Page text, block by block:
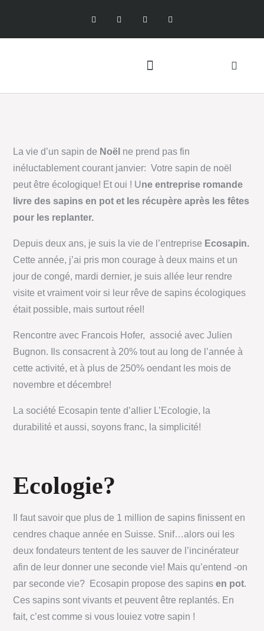
La vie d’un sapin de Noël ne prend pas fin
inéluctablement courant janvier: Votre sapin de noël
peut être écologique! Et oui ! Une entreprise romande
livre des sapins en pot et les récupère après les fêtes
pour les replanter.
Depuis deux ans, je suis la vie de l’entreprise Ecosapin.
Cette année, j’ai pris mon courage à deux mains et un
jour de congé, mardi dernier, je suis allée leur rendre
visite et vraiment voir si leur rêve de sapins écologiques
était possible, mais surtout réel!
Rencontre avec Francois Hofer, associé avec Julien
Bugnon. Ils consacrent à 20% tout au long de l’année à
cette activité, et à plus de 250% oendant les mois de
novembre et décembre!
La société Ecosapin tente d’allier L’Ecologie, la
durabilité et aussi, soyons franc, la simplicité!
Ecologie?
Il faut savoir que plus de 1 million de sapins finissent en
cendres chaque année en Suisse. Snif…alors oui les
deux fondateurs tentent de les sauver de l’incinérateur
afin de leur donner une seconde vie! Mais qu’entend -on
par seconde vie? Ecosapin propose des sapinsen pot.
Ces sapins sont vivants et peuvent être replantés. En
fait, c’est comme si vous louiez votre sapin !